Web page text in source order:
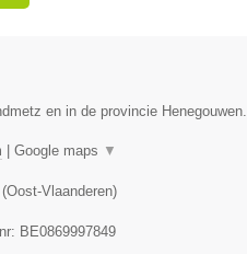
en in de provincie Henegouwen.
Google maps ▼
(Oost-Vlaanderen)
BE0869997849